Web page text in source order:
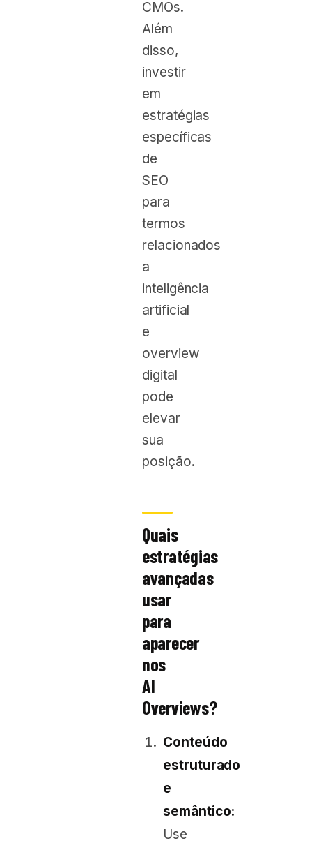
CMOs.
Além
disso,
investir
em
estratégias
específicas
de
SEO
para
termos
relacionados
a
inteligência
artificial
e
overview
digital
pode
elevar
sua
posição.
Quais
estratégias
avançadas
usar
para
aparecer
nos
AI
Overviews?
Conteúdo
estruturado
e
semântico:
Use